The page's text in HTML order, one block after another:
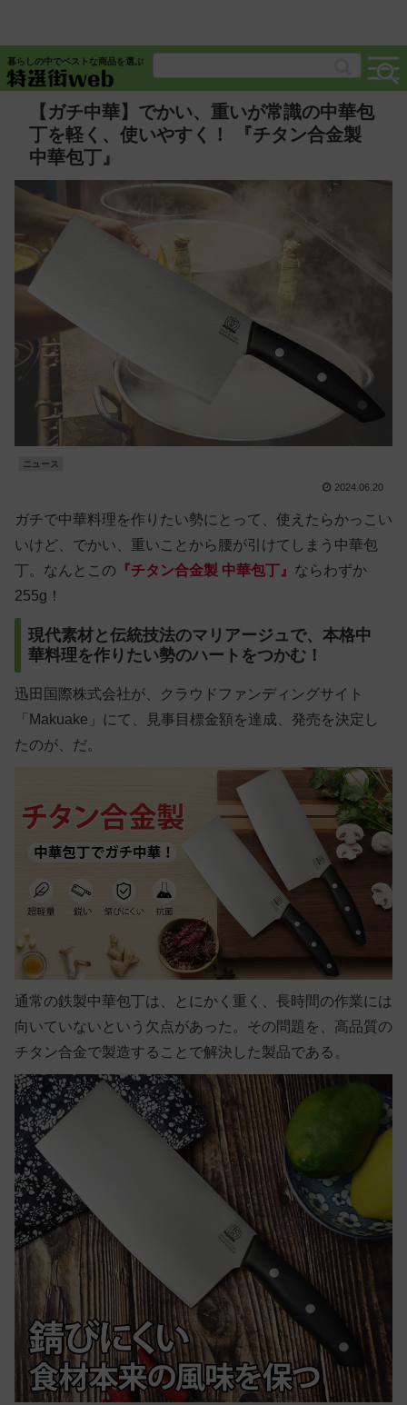
暮らしの中でベストな商品を選ぶ
【ガチ中華】でかい、重いが常識の中華包
丁を軽く、使いやすく！ 『チタン合金製
中華包丁』
ニュース
2024.06.20
ガチで中華料理を作りたい勢にとって、使えたらかっこい
いけど、でかい、重いことから腰が引けてしまう中華包
丁。なんとこの 『チタン合金製 中華包丁』 ならわずか
255g！
現代素材と伝統技法のマリアージュで、本格中
華料理を作りたい勢のハートをつかむ！
迅田国際株式会社が、クラウドファンディングサイト
「Makuake」にて、見事目標金額を達成、発売を決定し
たのが、だ。
通常の鉄製中華包丁は、とにかく重く、長時間の作業には
向いていないという欠点があった。その問題を、高品質の
チタン合金で製造することで解決した製品である。